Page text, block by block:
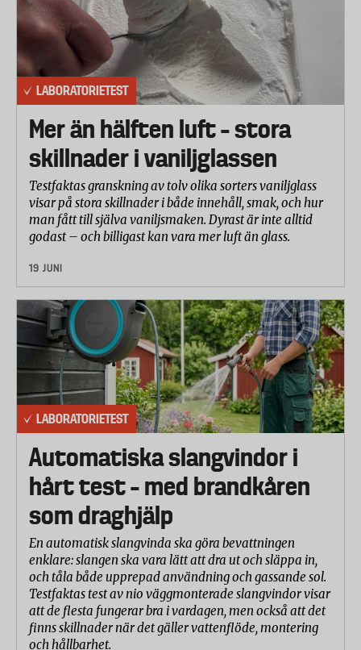
LABORATORIETEST
Mer än hälften luft – stora
skillnader i vaniljglassen
Testfaktas granskning av tolv olika sorters vaniljglass
visar på stora skillnader i både innehåll, smak, och hur
man fått till själva vaniljsmaken. Dyrast är inte alltid
godast – och billigast kan vara mer luft än glass.
19 JUNI
LABORATORIETEST
Automatiska slangvindor i
hårt test – med brandkåren
som draghjälp
En automatisk slangvinda ska göra bevattningen
enklare: slangen ska vara lätt att dra ut och släppa in,
och tåla både upprepad användning och gassande sol.
Testfaktas test av nio väggmonterade slangvindor visar
att de flesta fungerar bra i vardagen, men också att det
finns skillnader när det gäller vattenflöde, montering
och hållbarhet.